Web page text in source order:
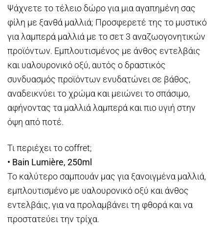
Ψάχνετε το τέλειο δώρο για μια αγαπημένη σας
φίλη με ξανθά μαλλιά; Προσφερετέ της το μυστικό
για λαμπερά μαλλιά με το σετ 3 αναζωογονητικών
προϊόντων. Εμπλουτισμένος με άνθος εντελβάις
και υαλουρονικό οξύ, αυτός ο δραστικός
συνδυασμός προϊόντων ενυδατώνει σε βάθος,
αναδεικνύει το χρώμα και μειώνει το σπάσιμο,
αφήνοντας τα μαλλιά λαμπερά και πιο υγιή στην
όψη από ποτέ.
Τι περιέχει το coffret;
• Bain Lumière, 250ml
Το καλύτερο σαμπουάν μας για ξανοιγμένα μαλλιά,
εμπλουτισμένο με υαλουρονικό οξύ και άνθος
εντελβάις, για να προλαμβάνει τη φθορά και να
προστατεύει την τρίχα.